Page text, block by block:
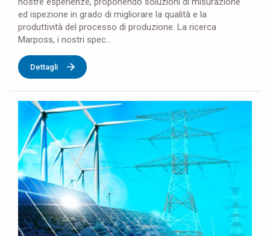
ed ispezione in grado di migliorare la qualità e la
produttività del processo di produzione. La ricerca
Marposs, i nostri spec...
Dettagli